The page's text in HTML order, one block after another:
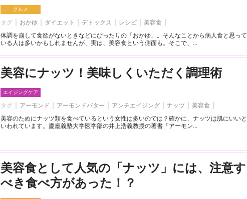
グルメ
タグ おかゆ ダイエット デトックス レシピ
美容食
体調を崩して食欲がないときなどにぴったりの「おかゆ」。そんなことから病人食と思って
いる人は多いかもしれませんが、実は、美容食という側面も。そこで、...
美容にナッツ！美味しくいただく調理術
エイジングケア
タグ アーモンド アーモンドバター アンチエイジング ナッツ
美容食
美容のためにナッツ類を食べているという女性は多いのでは？確かに、ナッツは肌にいいと
いわれています。慶應義塾大学医学部の井上浩義教授の著書「アーモン...
美容食として人気の「ナッツ」には、注意す
べき食べ方があった！？